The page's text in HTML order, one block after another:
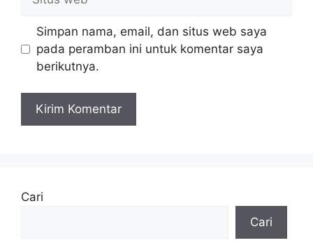
web
Simpan nama, email, dan situs web saya
pada peramban ini untuk komentar saya
berikutnya.
Cari
Cari